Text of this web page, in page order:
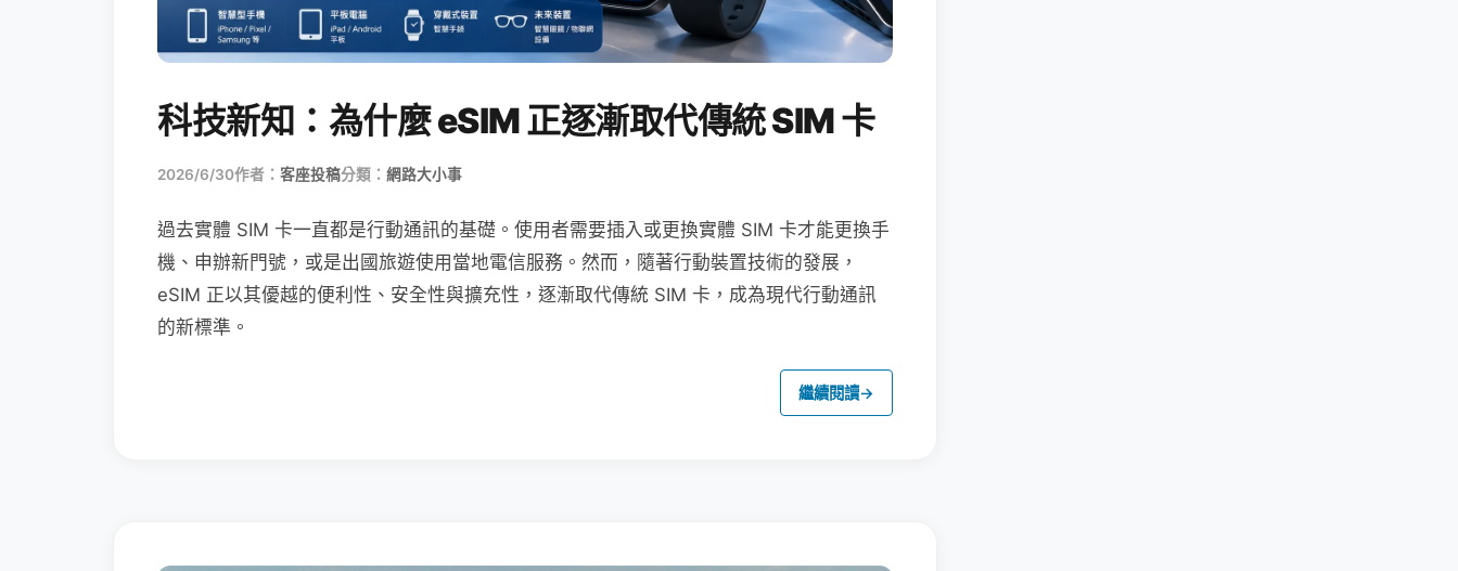
科技新知：為什麼 eSIM 正逐漸取代傳統 SIM 卡
2026/6/30作者： 客座投稿分類： 網路大小事
過去實體 SIM 卡一直都是行動通訊的基礎。使用者需要插入或更換實體 SIM 卡才能更換手
機、申辦新門號，或是出國旅遊使用當地電信服務。然而，隨著行動裝置技術的發展，
eSIM 正以其優越的便利性、安全性與擴充性，逐漸取代傳統 SIM 卡，成為現代行動通訊
的新標準。
繼續閱讀→